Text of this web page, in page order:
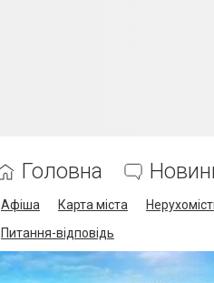
Головна
Афіша Карта міста
Питання-відповідь